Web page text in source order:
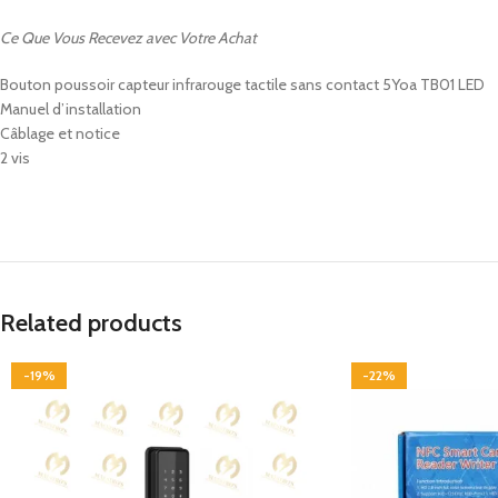
Ce Que Vous Recevez avec Votre Achat
Bouton poussoir capteur infrarouge tactile sans contact 5Yoa TB01 LED
Manuel d’installation
Câblage et notice
2 vis
Related products
-19% -22%